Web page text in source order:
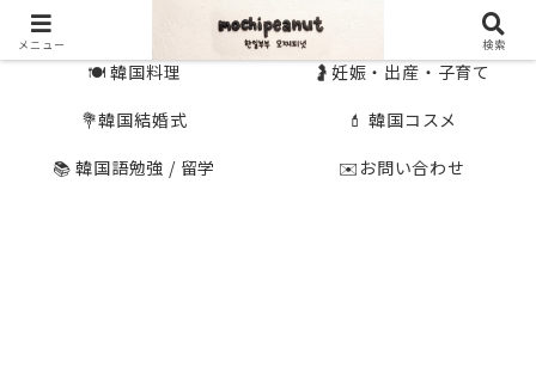
🍽 韓国料理
🤰妊娠・出産・子育て
💐韓国結婚式
💄 韓国コスメ
📚 韓国語勉強 / 留学
✉️お問い合わせ
メニュー 検索